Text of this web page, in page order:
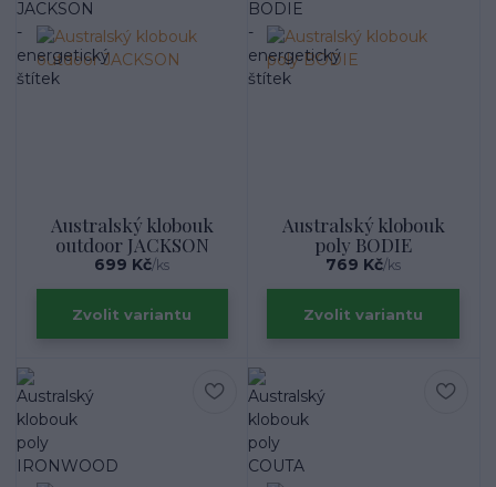
Australský klobouk
outdoor JACKSON
699 Kč/ks
Zvolit variantu
Australský klobouk
poly BODIE
769 Kč/ks
Zvolit variantu